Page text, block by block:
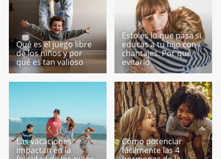
Qué es el juego libre
de los niños y por
qué es tan valioso
Esto es lo que pasa si
educas a tu hijo con
chantajes. Por qué
evitarlo
Las vacaciones
impactan en la
Cómo potenciar
fácilmente las 4